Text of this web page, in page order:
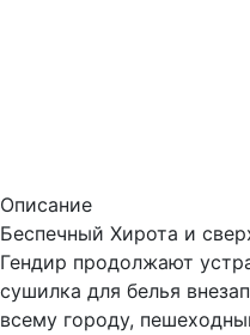
Описание
Беспечный Хирота и
Гендир продолжают
сушилка для белья
всему городу,